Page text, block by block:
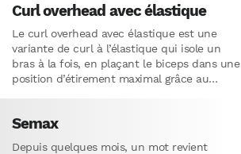
Curl overhead avec élastique
Le curl overhead avec élastique est une
variante de curl à l’élastique qui isole un
bras à la fois, en plaçant le biceps dans une
position d’étirement maximal grâce au…
Semax
Depuis quelques mois, un mot revient